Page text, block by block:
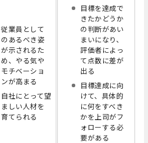
従業員として
のあるべき姿
が示されるた
め、やる気や
モチベーショ
ンが高まる
自社にとって望
ましい人材を
育てられる
目標を達成で
きたかどうか
の判断があい
まいになり、
評価者によっ
て点数に差が
出る
目標達成に向
けて、具体的
に何をすべき
かを上司がフ
ォローする必
要がある